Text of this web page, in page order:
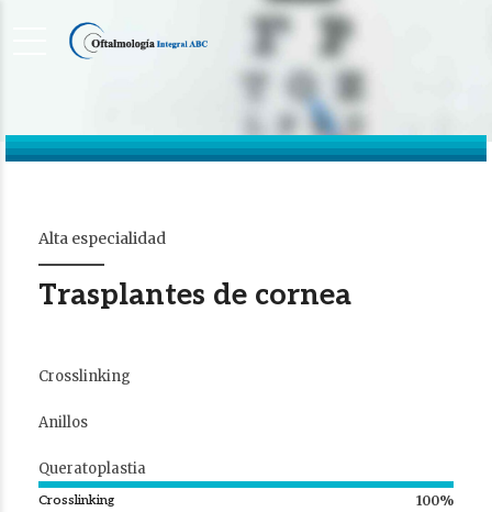
Alta especialidad
Trasplantes de cornea
Crosslinking
Anillos
Queratoplastia
100%
Crosslinking